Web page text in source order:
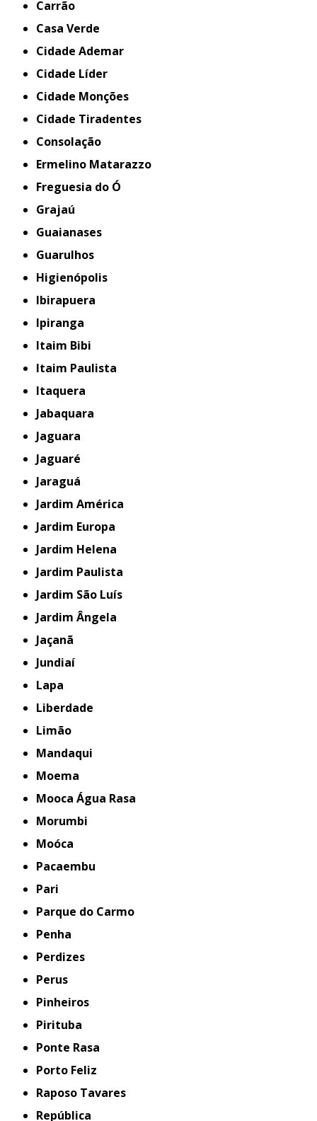
Carrão
Casa Verde
Cidade Ademar
Cidade Líder
Cidade Monções
Cidade Tiradentes
Consolação
Ermelino Matarazzo
Freguesia do Ó
Grajaú
Guaianases
Guarulhos
Higienópolis
Ibirapuera
Ipiranga
Itaim Bibi
Itaim Paulista
Itaquera
Jabaquara
Jaguara
Jaguaré
Jaraguá
Jardim América
Jardim Europa
Jardim Helena
Jardim Paulista
Jardim São Luís
Jardim Ângela
Jaçanã
Jundiaí
Lapa
Liberdade
Limão
Mandaqui
Moema
Mooca Água Rasa
Morumbi
Moóca
Pacaembu
Pari
Parque do Carmo
Penha
Perdizes
Perus
Pinheiros
Pirituba
Ponte Rasa
Porto Feliz
Raposo Tavares
República